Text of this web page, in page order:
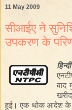
11 May 2009
सीआईए ने
उपकरण के
हिन्दी
बाद
हुई। एक थोक आदेश के